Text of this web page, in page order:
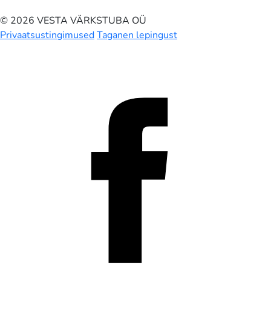
© 2026 VESTA VÄRKSTUBA OÜ
PrivaatsustingimusedTaganen lepingust